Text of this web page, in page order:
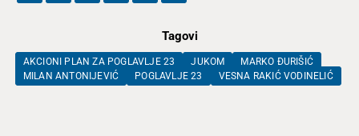
Tagovi
AKCIONI PLAN ZA POGLAVLJE 23 JUKOM
MARKO ĐURIŠIĆ
MILAN ANTONIJEVIĆ
POGLAVLJE 23 VESNA RAKIĆ VODINELIĆ